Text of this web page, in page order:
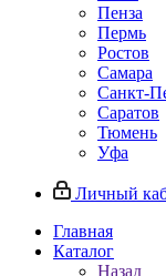
Пенза
Пермь
Ростов
Самара
Санкт-
Саратов
Тюмень
Уфа
Личный
Главная
Каталог
Назад